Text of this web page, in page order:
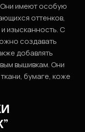
Они имеют особую
оттенков,
изысканность. С
создавать
добавлять
вышивкам. Они
бумаге, коже